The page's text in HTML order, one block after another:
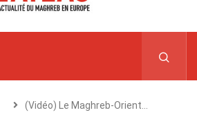
(Vidéo) Le Maghreb-Orient…